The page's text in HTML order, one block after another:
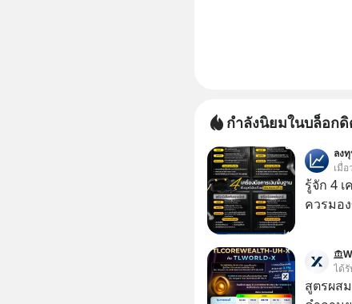
กำลังนิยมในบล็อก
ลง
เมื่
รู้จัก 4
ควรมอ
ได้
สูตรผสม